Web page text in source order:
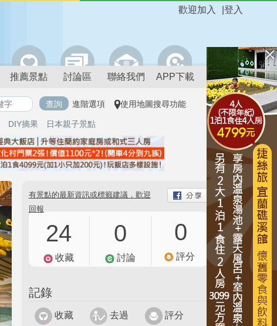
登入
歡迎加入
推薦景點 討論區 聯絡我們 APP下載
進階選項 使用地圖搜尋功能
DIY摘果 日本親子景點
有景點的最新資訊或標籤建議，歡迎
回報
24
收藏
0
討論
0
評分
記錄
收藏 去過 評分